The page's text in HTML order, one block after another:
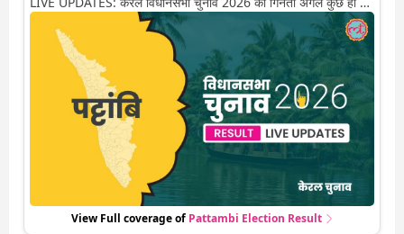
में शुरू होने वाली है. यहां देखें पट्टांबि सीट पर कौन आगे-कौन पीछे से लेकर
किस तरफ जा रहें है रुझान. साथ ही पाइए इस सीट पर हो रही हर एक हलचल
की अपडेट वो भी रियल टाइम में
View Full coverage of Pattambi Election Result